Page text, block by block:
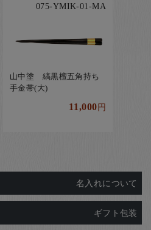
075-YMIK-01-MA
山中塗 縞黒檀五角持ち
手金帯(大)
11,000円
名入れについて
ギフト包装